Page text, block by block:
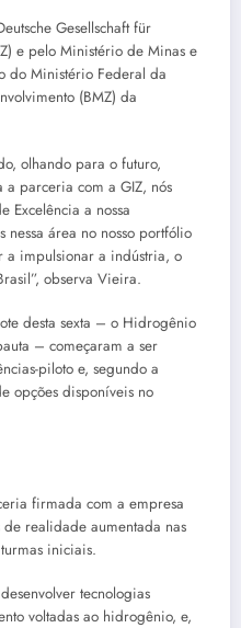
Gesellschaft für
e pelo Ministério de Minas e
do Ministério Federal da
(BMZ) da
olhando para o futuro,
parceria com a GIZ, nós
Excelência a nossa
nessa área no nosso portfólio
a impulsionar a indústria, o
observa Vieira.
desta sexta – o Hidrogênio
– começaram a ser
piloto e, segundo a
opções disponíveis no
firmada com a empresa
realidade aumentada nas
iniciais.
tecnologias
voltadas ao hidrogênio, e,